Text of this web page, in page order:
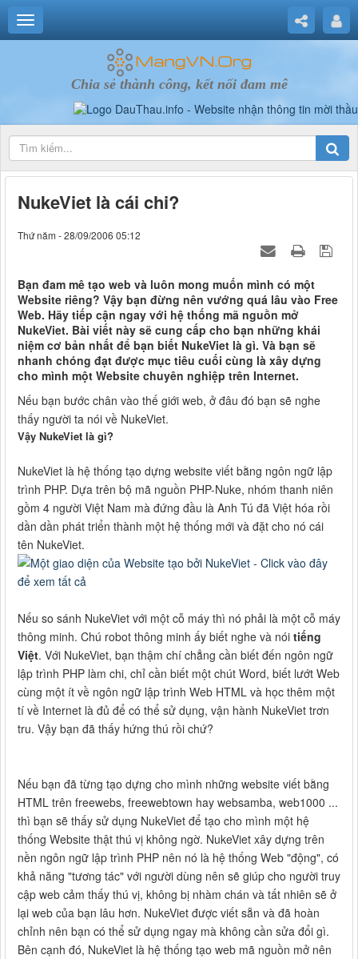
Chia sẻ thành công, kết nối đam mê
NukeViet là cái chi?
Thứ năm - 28/09/2006 05:12
Bạn đam mê tạo web và luôn mong muốn mình có một
Website riêng? Vậy bạn đừng nên vướng quá lâu vào Free
Web. Hãy tiếp cận ngay với hệ thống mã nguồn mở
NukeViet. Bài viết này sẽ cung cấp cho bạn những khái
niệm cơ bản nhất để bạn biết NukeViet là gì. Và bạn sẽ
nhanh chóng đạt được mục tiêu cuối cùng là xây dựng
cho mình một Website chuyên nghiệp trên Internet.
Nếu bạn bước chân vào thế giới web, ở đâu đó bạn sẽ nghe
thấy người ta nói về NukeViet.
Vậy NukeViet là gì?
NukeViet là hệ thống tạo dựng website viết bằng ngôn ngữ lập
trình PHP. Dựa trên bộ mã nguồn PHP-Nuke, nhóm thanh niên
gồm 4 người Việt Nam mà đứng đầu là Anh Tú đã Việt hóa rồi
dần dần phát triển thành một hệ thống mới và đặt cho nó cái
tên NukeViet.
Nếu so sánh NukeViet với một cỗ máy thì nó phải là một cỗ máy
thông minh. Chú robot thông minh ấy biết nghe và nói tiếng
Việt. Với NukeViet, bạn thậm chí chẳng cần biết đến ngôn ngữ
lập trình PHP làm chi, chỉ cần biết một chút Word, biết lướt Web
cùng một ít về ngôn ngữ lập trình Web HTML và học thêm một
tí về Internet là đủ để có thể sử dụng, vận hành NukeViet trơn
tru. Vậy bạn đã thấy hứng thú rồi chứ?
Nếu bạn đã từng tạo dựng cho mình những website viết bằng
HTML trên freewebs, freewebtown hay websamba, web1000 ...
thì bạn sẽ thấy sử dụng NukeViet để tạo cho mình một hệ
thống Website thật thú vị không ngờ. NukeViet xây dựng trên
nền ngôn ngữ lập trình PHP nên nó là hệ thống Web "động", có
khả năng "tương tác" với người dùng nên sẽ giúp cho người truy
cập web cảm thấy thú vị, không bị nhàm chán và tất nhiên sẽ ở
lại web của bạn lâu hơn. NukeViet được viết sẵn và đã hoàn
chỉnh nên bạn có thể sử dụng ngay mà không cần sửa đổi gì.
Bên cạnh đó, NukeViet là hệ thống tạo web mã nguồn mở nên